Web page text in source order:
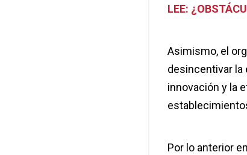
LEE:
Asimismo, el
desincentivar la
innovación y la
Por lo anterior